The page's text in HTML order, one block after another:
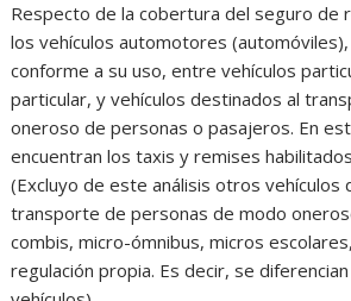
Respecto de la cobertura del seguro de
los vehículos automotores
conforme a su uso, entre vehículos
particular, y vehículos destinados al
oneroso de personas o pasajeros. En
encuentran los taxis y remises
(Excluyo de este análisis otros vehículos
transporte de personas de modo
combis, micro-ómnibus, micros
regulación propia. Es decir, se